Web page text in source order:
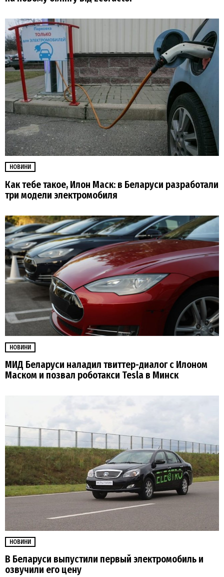
НОВИНИ
Как тебе такое, Илон Маск: в Беларуси разработали
три модели электромобиля
НОВИНИ
МИД Беларуси наладил твиттер-диалог с Илоном
Маском и позвал роботакси Tesla в Минск
НОВИНИ
В Беларуси выпустили первый электромобиль и
озвучили его цену